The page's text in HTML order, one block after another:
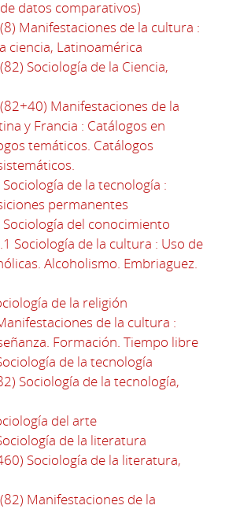
datos comparativos)
Manifestaciones de la cultura :
ciencia, Latinoamérica
Sociología de la Ciencia,
Manifestaciones de la
y Francia : Catálogos en
temáticos. Catálogos
de la tecnología :
permanentes
del conocimiento
Sociología de la cultura : Uso de
Alcoholismo. Embriaguez.
de la religión
de la cultura :
Formación. Tiempo libre
de la tecnología
Sociología de la tecnología,
del arte
de la literatura
Sociología de la literatura,
Manifestaciones de la